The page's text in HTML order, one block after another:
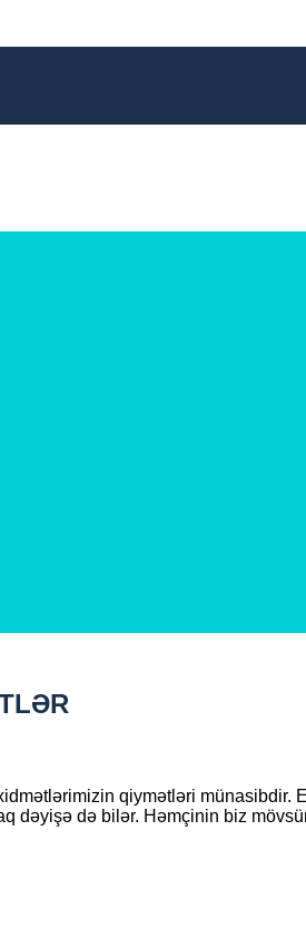
qiymətləri münasibdir.
dəyişə də bilər. Həmçinin biz